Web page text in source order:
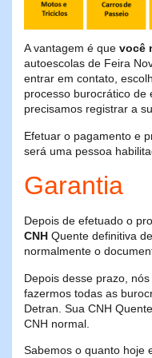
A vantagem é que você
autoescolas de Feira
entrar em contato,
processo burocrático de
precisamos registrar a
Efetuar o pagamento e
será uma pessoa
Garantia
Depois de efetuado o
CNH Quente definitiva
normalmente o
Depois desse prazo,
fazermos todas as
Detran. Sua CNH
CNH normal.
Sabemos o quanto hoje